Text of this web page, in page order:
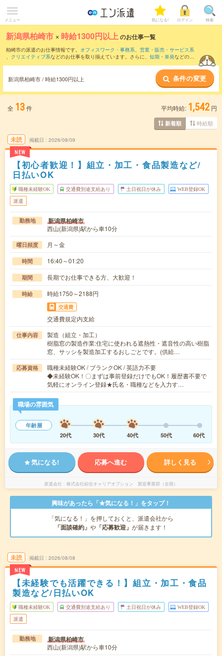
メニュー 気になる! ログイン 検索
新潟県柏崎市 × 時給1300円以上のお仕事一覧
柏崎市の派遣のお仕事情報です。 オフィスワーク・事務系、 営業・販売・サービス系
、 クリエイティブ系などのお仕事を取り揃えています。さらに、 短期 ・ 単発などの期
新潟県柏崎市 / 時給1300円以上 条件の変更
全 13件 平均時給: 1,542 円
新着順 時給順
未読
NEW
掲載日 2026/08/09
【初心者歓迎！】組立・加工・食品製造など/
日払いOK
職種未経験OK 交通費別途支給あり 土日祝日が休み WEB登録OK
派遣
勤務地 新潟県柏崎市
西山(新潟県)駅から車10分
曜日頻度 月～金
時間 16:40～01:20
期間 長期でお仕事できる方、大歓迎！
時給 時給1750～2188円
交通費
交通費規定内支給
仕事内容
製造（組立・加工）
樹脂窓の製造作業:住宅に使われる遮熱性・遮音性の高い樹脂
窓、サッシを製造加工するおしごとです。(供給…
応募資格
職種未経験OK / ブランクOK / 英語力不要
◆未経験OK！〇まずは事前登録だけでもOK！履歴書不要で
気軽にオンライン登録★氏名・職種などを入力す…
職場の雰囲気
年齢層
20代
30代 40代 50代 60代
気になる! 応募へ進む 詳しく見る
派遣会社 株式会社綜合キャリアオプション 製造事業部（全国）
興味があったら「★気になる！」をタップ！
「気になる！」を押しておくと、派遣会社から
「面談確約」 や 「応募歓迎」 が届きます！
未読
NEW
掲載日 2026/08/08
【未経験でも活躍できる！】組立・加工・食品
製造など/日払いOK
職種未経験OK 交通費別途支給あり 土日祝日が休み WEB登録OK
派遣
勤務地 新潟県柏崎市
西山(新潟県)駅から車10分